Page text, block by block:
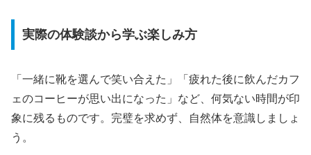
実際の体験談から学ぶ楽しみ方
「一緒に靴を選んで笑い合えた」「疲れた後に飲んだカフ
ェのコーヒーが思い出になった」など、何気ない時間が印
象に残るものです。完璧を求めず、自然体を意識しましょ
う。